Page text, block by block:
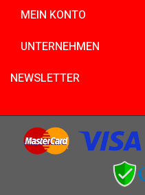
MEIN KONTO
UNTERNEHMEN
NEWSLETTER